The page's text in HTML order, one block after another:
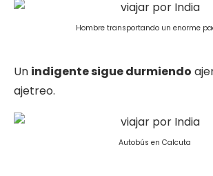
Hombre transportando un enorme
Un indigente sigue durmiendo
ajetreo.
Autobús en Calcuta